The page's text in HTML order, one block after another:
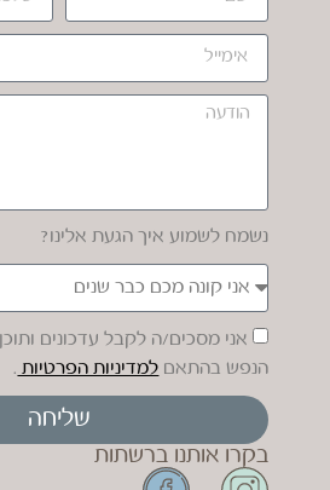
נשמח לשמוע איך הגעת אלינו?
אני מסכים/ה לקבל עדכונים
הנפש בהתאם למדיניות הפרטיות .
שליחה
בקרו אותנו ברשתות